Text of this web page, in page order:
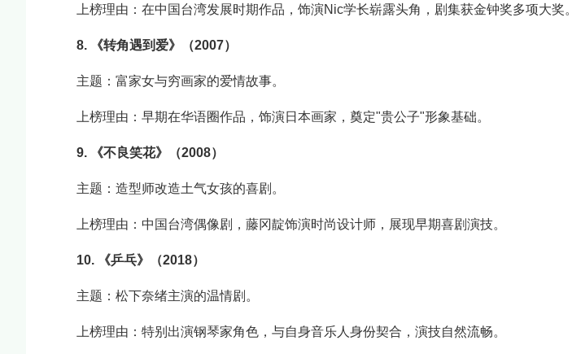
上榜理由：在中国台湾发展时期作品，饰演Nic学长崭露头角，剧集获金钟奖多项大奖。
8. 《转角遇到爱》（2007）
主题：富家女与穷画家的爱情故事。
上榜理由：早期在华语圈作品，饰演日本画家，奠定"贵公子"形象基础。
9. 《不良笑花》（2008）
主题：造型师改造土气女孩的喜剧。
上榜理由：中国台湾偶像剧，藤冈靛饰演时尚设计师，展现早期喜剧演技。
10. 《乒乓》（2018）
主题：松下奈绪主演的温情剧。
上榜理由：特别出演钢琴家角色，与自身音乐人身份契合，演技自然流畅。